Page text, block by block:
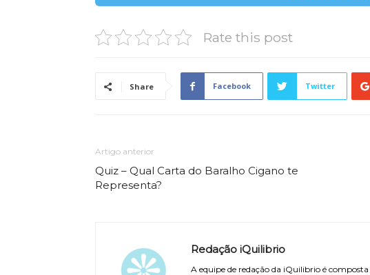
Rate this post
Share Facebook Twitter
Artigo anterior
Quiz – Qual Carta do Baralho Cigano te
Representa?
Redação iQuilibrio
A equipe de redação da iQuilibrio é composta